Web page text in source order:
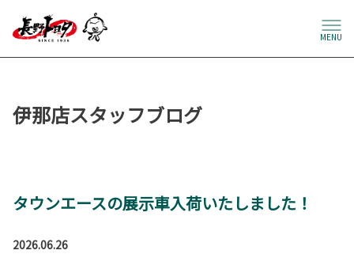
MENU
伊那店スタッフブログ
タウンエースの展示車入荷いたしました！
2026.06.26